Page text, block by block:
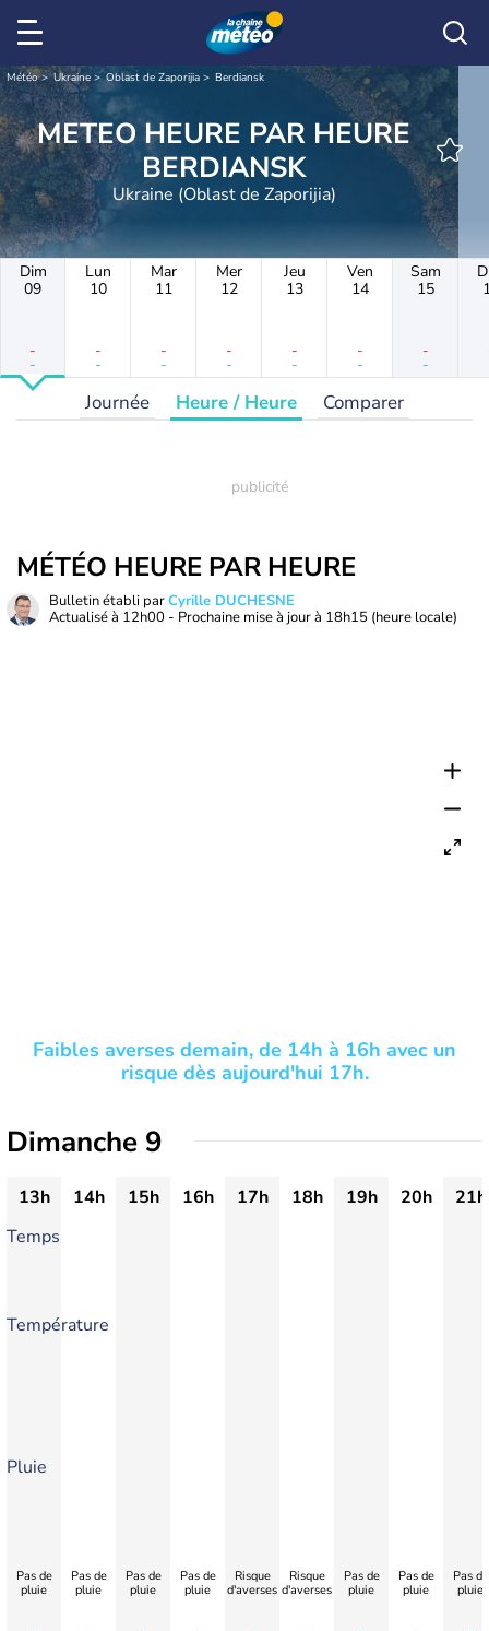
Météo Ukraine Oblast de Zaporijia Berdiansk
METEO HEURE PAR HEURE
BERDIANSK
Ukraine (Oblast de Zaporijia)
Dim
09
-
-
Lun
10
-
-
Mar
11
-
-
Mer
12
-
-
Jeu
13
-
-
Ven
14
-
-
Sam
15
-
-
Journée Heure / Heure Comparer
MÉTÉO HEURE PAR HEURE
Bulletin établi parCyrille DUCHESNE
Actualisé à 12h00 - Prochaine mise à jour à 18h15 (heure locale)
Faibles averses demain, de 14h à 16h avec un
risque dès aujourd'hui 17h.
Dimanche 9
13h 14h 15h 16h 17h 18h 19h 20h
21h
Temps
Température
Pluie
Pas de
pluie
Pas de
pluie
Pas de
pluie
Pas de
pluie
Risque
d'averses
Risque
d'averses
Pas de
pluie
Pas de
pluie
Pas de
pluie